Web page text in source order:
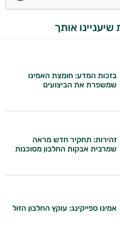
אותך
בזכות המדע: חומצת האמינו
שמשפרת את הביצועים
זהירות: תחקיר חדש מראה
שמרבית אבקות החלבון מסוכנות
אמינו ספייקינג: עוקץ החלבון הזול